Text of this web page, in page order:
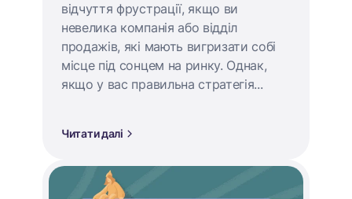
відчуття фрустрації, якщо ви
невелика компанія або відділ
продажів, які мають вигризати собі
місце під сонцем на ринку. Однак,
якщо у вас правильна стратегія...
Читати далі